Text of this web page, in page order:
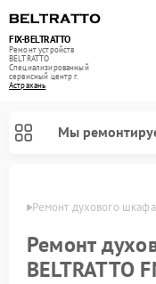
FIX-BELTRATTO
Ремонт устройств
BELTRATTO
Специализированный
cервисный центр г.
Астрахань
Мы
Ремонт духового шкафа
Ремонт
BELTRATTO